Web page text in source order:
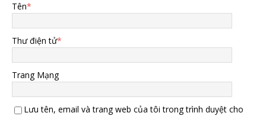
Tên*
Thư điện tử*
Trang Mạng
Lưu tên, email và trang web của tôi trong trình duyệt cho